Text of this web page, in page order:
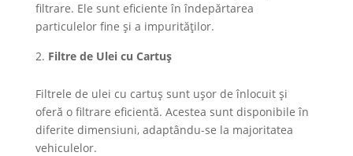
filtrare. Ele sunt eficiente în îndepărtarea
particulelor fine și a impurităților.
Filtre de Ulei cu Cartuș
Filtrele de ulei cu cartuș sunt ușor de înlocuit și
oferă o filtrare eficientă. Acestea sunt disponibile în
diferite dimensiuni, adaptându-se la majoritatea
vehiculelor.